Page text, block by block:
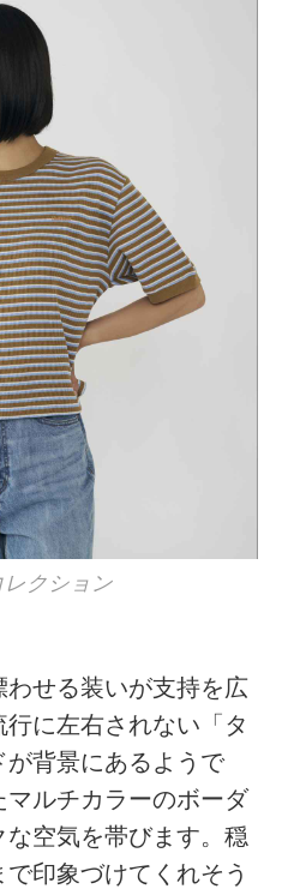
クション
せる装いが支持を広
に左右されない「タ
が背景にあるようで
ルチカラーのボーダ
空気を帯びます。穏
印象づけてくれそう